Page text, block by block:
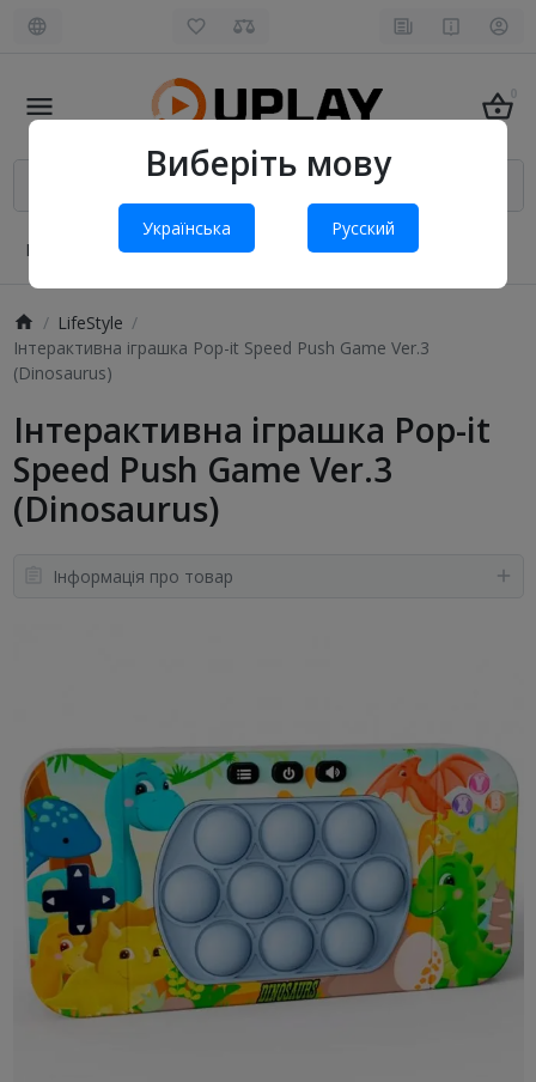
Виберіть мову
Українська Русский
0
Про нас Оплата і доставка Обмін та повернення
LifeStyle
Інтерактивна іграшка Pop-it Speed Push Game Ver.3
(Dinosaurus)
Інтерактивна іграшка Pop-it
Speed Push Game Ver.3
(Dinosaurus)
Інформація про товар